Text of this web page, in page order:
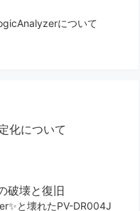
について
化について
破壊と復旧
と壊れたPV-DR004J